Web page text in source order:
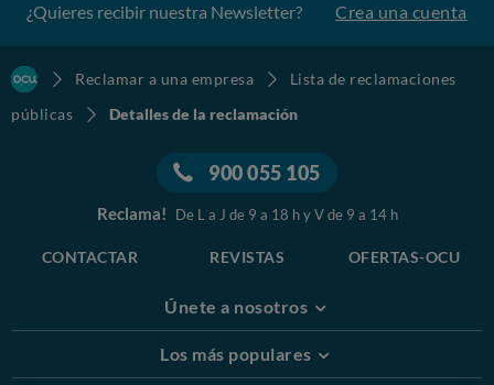
¿Quieres recibir nuestra Newsletter? Crea una cuenta
Reclamar a una empresa
Lista de reclamaciones
públicas
Detalles de la reclamación
900 055 105
Reclama! De L a J de 9 a 18 h y V de 9 a 14 h
CONTACTAR REVISTAS OFERTAS-OCU
Únete a nosotros
Los más populares